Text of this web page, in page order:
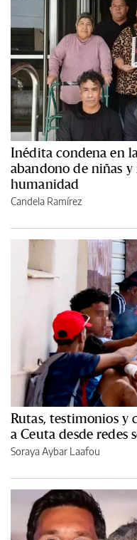
Inédita condena en
abandono de niñas
humanidad
Candela Ramírez
Rutas, testimonios y
a Ceuta desde redes
Soraya Aybar Laafou